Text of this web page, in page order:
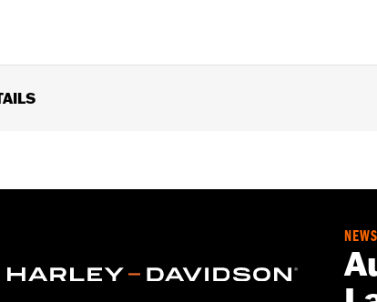
Modelle mit ABS ’08 und
Davidson Handlebar Installation Requirements
9.0